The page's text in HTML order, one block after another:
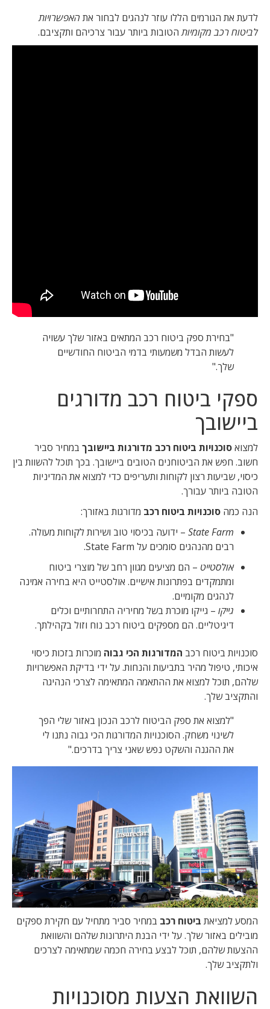
לדעת את הגורמים הללו עוזר לנהגים לבחור את האפשרויות
לביטוח רכב מקומיותהטובות ביותר עבור צרכיהם ותקציבם.
"בחירת ספק ביטוח רכב המתאים באזור שלך עשויה
לעשות הבדל משמעותי בדמי הביטוח החודשיים
שלך."
ספקי ביטוח רכב מדורגים
ביישובך
למצואסוכנויות ביטוח רכב מדורגות ביישובך במחיר סביר
חשוב. חפש את הביטוחנים הטובים ביישובך. בכך תוכל להשוות בין
כיסוי, שביעות רצון לקוחות ותעריפים כדי למצוא את המדיניות
הטובה ביותר עבורך.
הנה כמה סוכנויות ביטוח רכב מדורגות באזורך:
State Farm – ידועה בכיסוי טוב ושירות לקוחות מעולה.
רבים מהנהגים סומכים על State Farm.
אולסטייט – הם מציעים מגוון רחב של מוצרי ביטוח
ומתמקדים בפתרונות אישיים. אולסטייט היא בחירה אמינה
לנהגים מקומיים.
גייקו – גייקו מוכרת בשל מחיריה התחרותיים וכלים
דיגיטליים. הם מספקים ביטוח רכב נוח וזול בקהילתך.
סוכנויות ביטוח רכב המדורגות הכי גבוה מוכרות בזכות כיסוי
איכותי, טיפול מהיר בתביעות והנחות. על ידי בדיקת האפשרויות
שלהם, תוכל למצוא את ההתאמה המתאימה לצרכי הנהיגה
והתקציב שלך.
"למצוא את ספק הביטוח לרכב הנכון באזור שלי הפך
לשינוי משחק. הסוכנויות המדורגות הכי גבוה נתנו לי
את ההגנה והשקט נפש שאני צריך בדרכים."
המסע למציאת ביטוח רכב במחיר סביר מתחיל עם חקירת ספקים
מובילים באזור שלך. על ידי הבנת היתרונות שלהם והשוואת
ההצעות שלהם, תוכל לבצע בחירה חכמה שמתאימה לצרכים
ולתקציב שלך.
השוואת הצעות מסוכנויות